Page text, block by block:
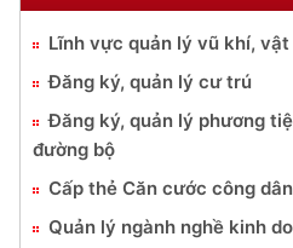
Lĩnh vực quản lý vũ khí,
Đăng ký, quản lý cư trú
Đăng ký, quản lý phương
đường bộ
Cấp thẻ Căn cước công dân
Quản lý ngành nghề kinh